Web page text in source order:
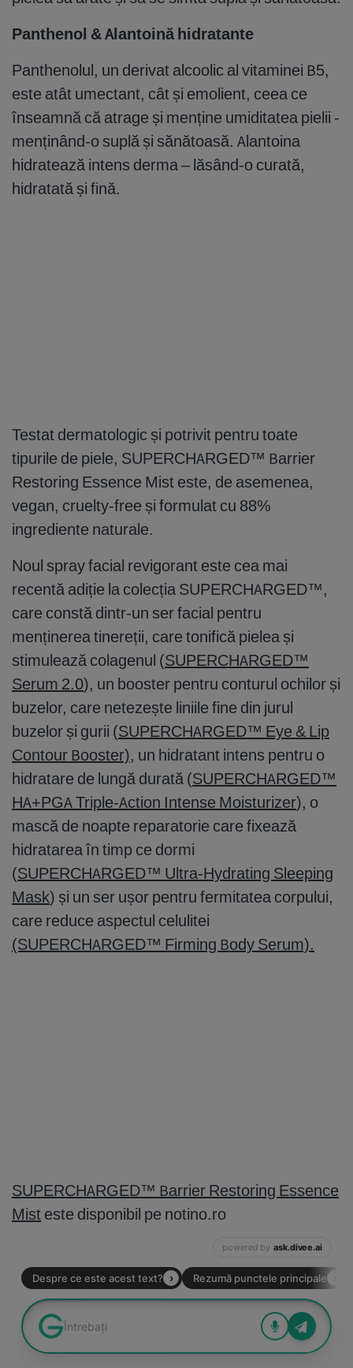
Panthenol & Alantoină hidratante
Panthenolul, un derivat alcoolic al vitaminei B5,
este atât umectant, cât și emolient, ceea ce
înseamnă că atrage și menține umiditatea pielii -
menținând-o suplă și sănătoasă. Alantoina
hidratează intens derma – lăsând-o curată,
hidratată și fină.
Testat dermatologic și potrivit pentru toate
tipurile de piele, SUPERCHARGED™ Barrier
Restoring Essence Mist este, de asemenea,
vegan, cruelty-free și formulat cu 88%
ingrediente naturale.
Noul spray facial revigorant este cea mai
recentă adiție la colecția SUPERCHARGED™,
care constă dintr-un ser facial pentru
menținerea tinereții, care tonifică pielea și
stimulează colagenul (SUPERCHARGED™
Serum 2.0), un booster pentru conturul ochilor și
buzelor, care netezește liniile fine din jurul
buzelor și gurii (SUPERCHARGED™ Eye & Lip
Contour Booster), un hidratant intens pentru o
hidratare de lungă durată (SUPERCHARGED™
HA+PGA Triple-Action Intense Moisturizer), o
mască de noapte reparatorie care fixează
hidratarea în timp ce dormi
(SUPERCHARGED™ Ultra-Hydrating Sleeping
Mask) și un ser ușor pentru fermitatea corpului,
care reduce aspectul celulitei
(SUPERCHARGED™ Firming Body Serum).
SUPERCHARGED™ Barrier Restoring Essence
Mist este disponibil pe notino.ro